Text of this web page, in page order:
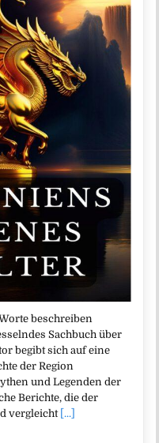
beschreiben
Sachbuch über
begibt sich auf eine
der Region
und Legenden der
Berichte, die der
vergleicht [...]